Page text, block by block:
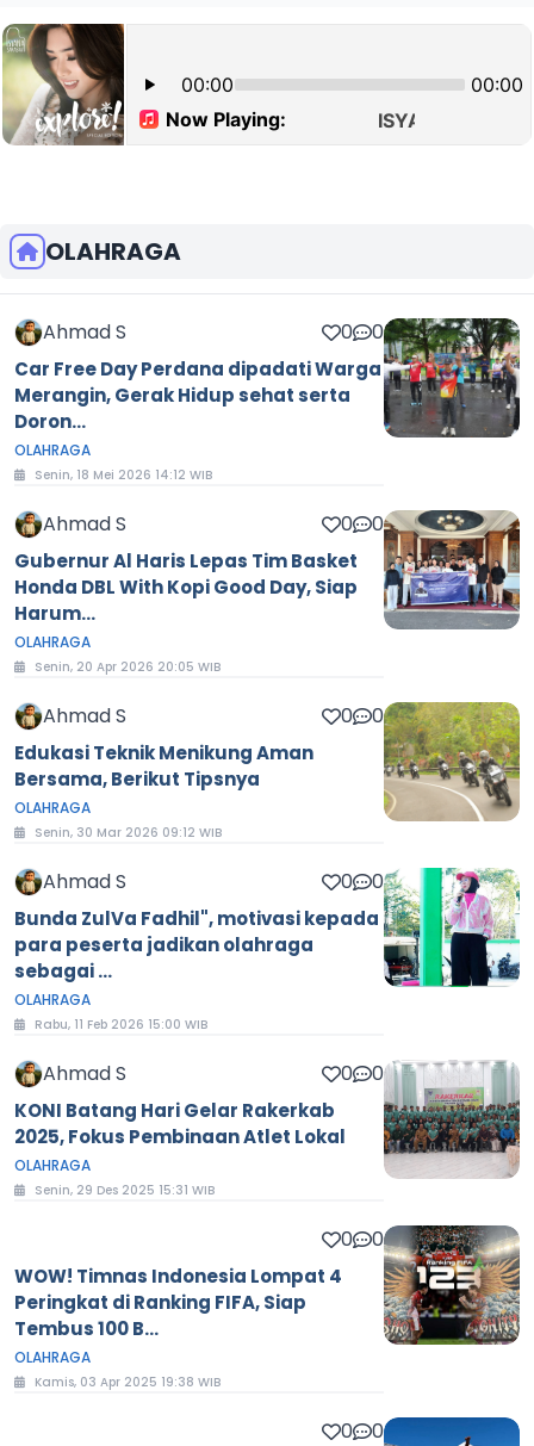
OLAHRAGA
Ahmad S 0 0
Car Free Day Perdana dipadati Warga
Merangin, Gerak Hidup sehat serta
Doron...
OLAHRAGA
Senin, 18 Mei 2026 14:12 WIB
Ahmad S 0 0
Gubernur Al Haris Lepas Tim Basket
Honda DBL With Kopi Good Day, Siap
Harum...
OLAHRAGA
Senin, 20 Apr 2026 20:05 WIB
Ahmad S 0 0
Edukasi Teknik Menikung Aman
Bersama, Berikut Tipsnya
OLAHRAGA
Senin, 30 Mar 2026 09:12 WIB
Ahmad S 0 0
Bunda ZulVa Fadhil", motivasi kepada
para peserta jadikan olahraga
sebagai ...
OLAHRAGA
Rabu, 11 Feb 2026 15:00 WIB
Ahmad S 0 0
KONI Batang Hari Gelar Rakerkab
2025, Fokus Pembinaan Atlet Lokal
OLAHRAGA
Senin, 29 Des 2025 15:31 WIB
0 0
WOW! Timnas Indonesia Lompat 4
Peringkat di Ranking FIFA, Siap
Tembus 100 B...
OLAHRAGA
Kamis, 03 Apr 2025 19:38 WIB
0 0